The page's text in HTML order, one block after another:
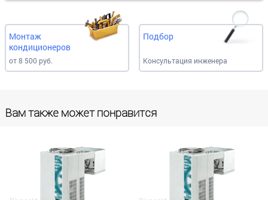
Монтаж
кондиционеров
от 8 500 руб.
Подбор
Консультация инженера
Вам также может понравится